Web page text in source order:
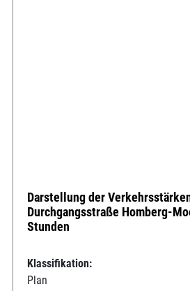
Darstellung der
Durchgangsstraße Homberg-
Stunden
Klassifikation:
Plan